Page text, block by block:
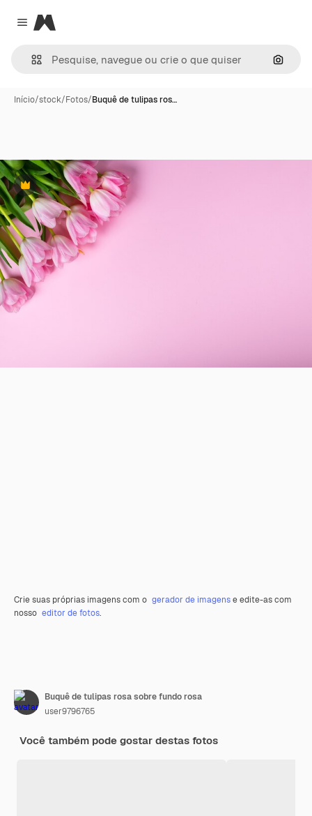
Close menu
Magnific
Início/stock/Fotos/Buquê de tulipas ros…
Premium
Crie suas próprias imagens com o gerador de imagense edite-as com
nosso editor de fotos.
Buquê de tulipas rosa sobre fundo rosa
user9796765
Você também pode gostar destas fotos